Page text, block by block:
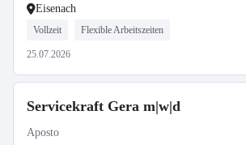
Eisenach
Vollzeit Flexible Arbeitszeiten
25.07.2026
Servicekraft Gera m|w|d
Aposto